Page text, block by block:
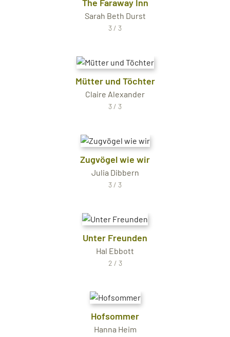
The Faraway Inn
Sarah Beth Durst
3 / 3
Mütter und Töchter
Claire Alexander
3 / 3
Zugvögel wie wir
Julia Dibbern
3 / 3
Unter Freunden
Hal Ebbott
2 / 3
Hofsommer
Hanna Heim